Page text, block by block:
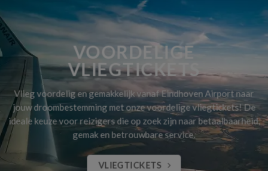
VOORDELIGE
VLIEGTICKETS
Vlieg voordelig en gemakkelijk vanaf Eindhoven Airport naar
jouw droombestemming met onze voordelige vliegtickets! De
ideale keuze voor reizigers die op zoek zijn naar betaalbaarheid,
gemak en betrouwbare service.
VLIEGTICKETS